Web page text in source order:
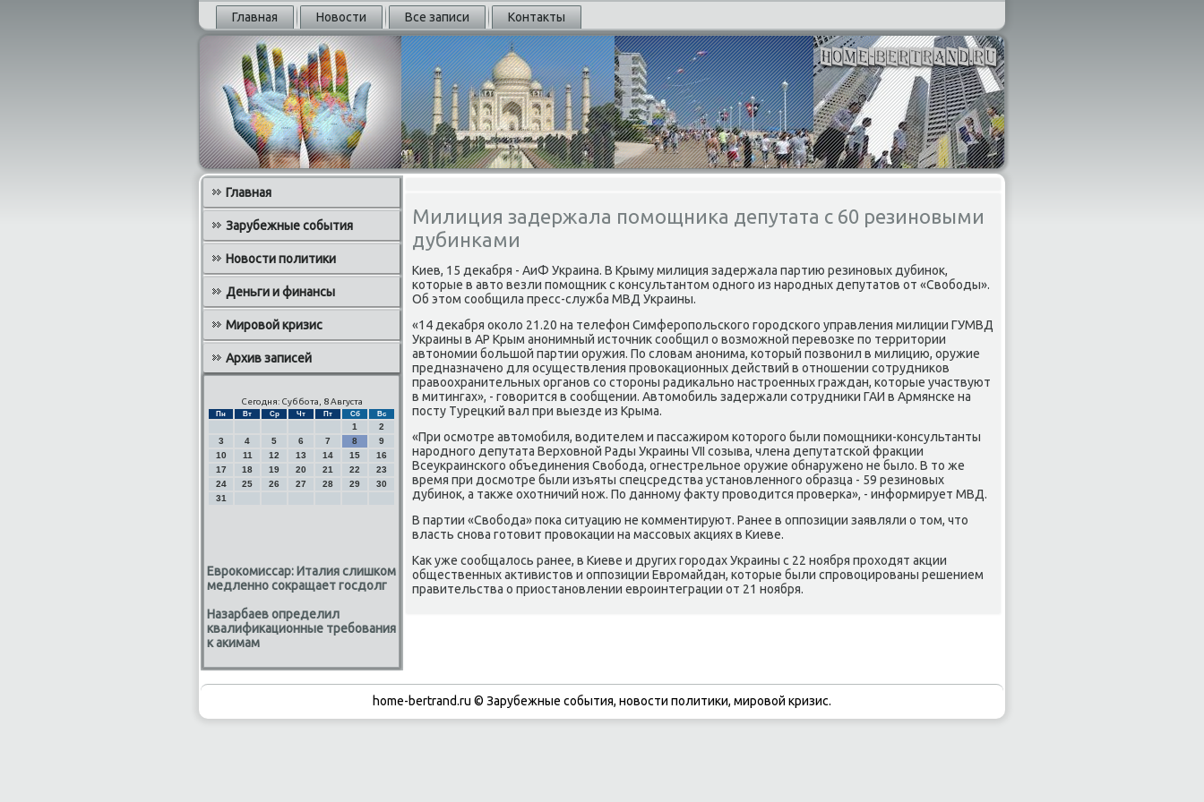
Главная Новости Все записи Контакты
Главная
Зарубежные события
Новости политики
Деньги и финансы
Мировой кризис
Архив записей
Сегодня: Суббота, 8 Августа
Пн Вт Ср Чт Пт Сб Вс
1
2
3
4 5 6 7 8
9
10
11 12 13 14 15
16
17
18 19 20 21 22
23
24
25 26 27 28 29
30
31
Еврокомиссар: Италия слишком
медленно сокращает госдолг
Назарбаев определил
квалификационные требования
к акимам
Милиция задержала помощника депутата с 60 резиновыми
дубинками
Киев, 15 декабря - АиФ Украина. В Крыму милиция задержала партию резиновых дубинок,
которые в авто везли помощник с консультантом одного из народных депутатов от «Свободы».
Об этом сообщила пресс-служба МВД Украины.
«14 декабря около 21.20 на телефон Симферопольского городского управления милиции ГУМВД
Украины в АР Крым анонимный источник сообщил о возможной перевозке по территории
автономии большой партии оружия. По словам анонима, который позвонил в милицию, оружие
предназначено для осуществления провокационных действий в отношении сотрудников
правоохранительных органов со стороны радикально настроенных граждан, которые участвуют
в митингах», - говорится в сообщении. Автомобиль задержали сотрудники ГАИ в Армянске на
посту Турецкий вал при выезде из Крыма.
«При осмотре автомобиля, водителем и пассажиром которого были помощники-консультанты
народного депутата Верховной Рады Украины VІІ созыва, члена депутатской фракции
Всеукраинского объединения Свобода, огнестрельное оружие обнаружено не было. В то же
время при досмотре были изъяты спецсредства установленного образца - 59 резиновых
дубинок, а также охотничий нож. По данному факту проводится проверка», - информирует МВД.
В партии «Свобода» пока ситуацию не комментируют. Ранее в оппозиции заявляли о том, что
власть снова готовит провокации на массовых акциях в Киеве.
Как уже сообщалось ранее, в Киеве и других городах Украины с 22 ноября проходят акции
общественных активистов и оппозиции Евромайдан, которые были спровоцированы решением
правительства о приостановлении евроинтеграции от 21 ноября.
home-bertrand.ru © Зарубежные события, новости политики, мировой кризис.